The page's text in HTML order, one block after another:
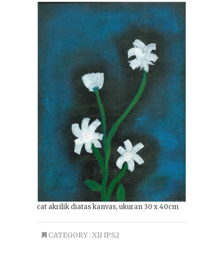
cat akrilik diatas kanvas, ukuran 30 x 40cm
CATEGORY :XII IPS2